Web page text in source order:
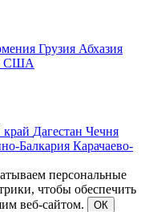
Грузия Абхазия
США
край Дагестан Чечня
Балкария Карачаево-
персональные
чтобы обеспечить
веб-сайтом.
ОК